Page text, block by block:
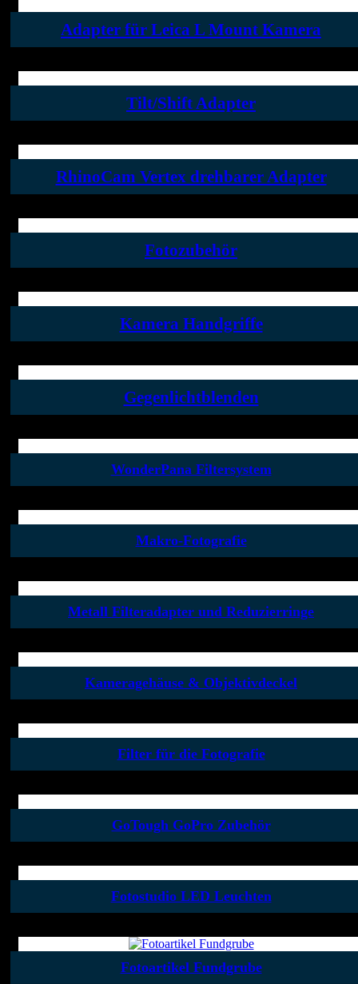
Adapter für Leica L Mount Kamera
Tilt/Shift Adapter
RhinoCam Vertex drehbarer Adapter
Fotozubehör
Kamera Handgriffe
Gegenlichtblenden
WonderPana Filtersystem
Makro-Fotografie
Metall Filteradapter und Reduzierringe
Kameragehäuse & Objektivdeckel
Filter für die Fotografie
GoTough GoPro Zubehör
Fotostudio LED Leuchten
Fotoartikel Fundgrube